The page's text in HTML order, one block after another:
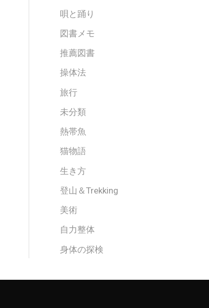
唄と踊り
図書メモ
推薦図書
操体法
旅行
未分類
熱帯魚
猫物語
生き方
登山＆Trekking
美術
自力整体
身体の探検